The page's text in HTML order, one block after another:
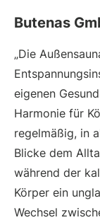
Butenas
„Die
eigenen
Harmonie für
­regelmäßig, in
Blicke dem
während der
Körper ein
Wechsel